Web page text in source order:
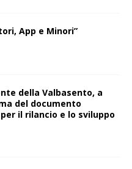
App e Minori”
della Valbasento, a
del documento
il rilancio e lo sviluppo